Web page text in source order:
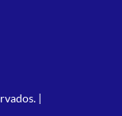
|